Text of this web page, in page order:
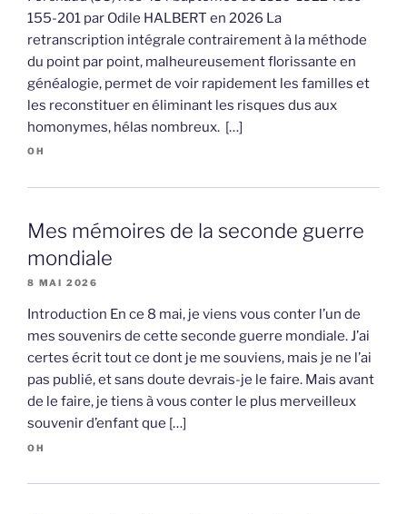
155-201 par Odile HALBERT en 2026 La
retranscription intégrale contrairement à la méthode
du point par point, malheureusement florissante en
généalogie, permet de voir rapidement les familles et
les reconstituer en éliminant les risques dus aux
homonymes, hélas nombreux. […]
OH
Mes mémoires de la seconde guerre
mondiale
8 MAI 2026
Introduction En ce 8 mai, je viens vous conter l’un de
mes souvenirs de cette seconde guerre mondiale. J’ai
certes écrit tout ce dont je me souviens, mais je ne l’ai
pas publié, et sans doute devrais-je le faire. Mais avant
de le faire, je tiens à vous conter le plus merveilleux
souvenir d’enfant que […]
OH